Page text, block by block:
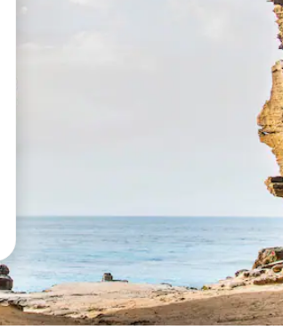
tai tutustu koskettamalla tai